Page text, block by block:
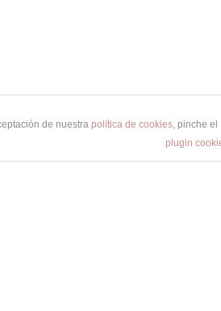
de nuestra política de cookies, pinche el
plugin